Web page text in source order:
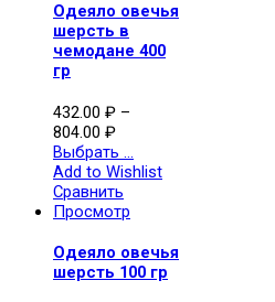
Одеяло овечья
шерсть в
чемодане 400
гр
432.00 ₽ –
804.00 ₽
Выбрать ...
Add to Wishlist
Сравнить
Просмотр
Одеяло овечья
шерсть 100 гр